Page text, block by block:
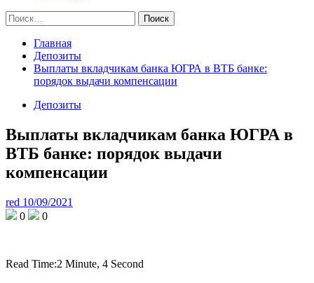
Найти:
Главная
Депозиты
Выплаты вкладчикам банка ЮГРА в ВТБ банке:
порядок выдачи компенсации
Депозиты
Выплаты вкладчикам банка ЮГРА в
ВТБ банке: порядок выдачи
компенсации
red 10/09/2021
0
0
Read Time:2 Minute, 4 Second